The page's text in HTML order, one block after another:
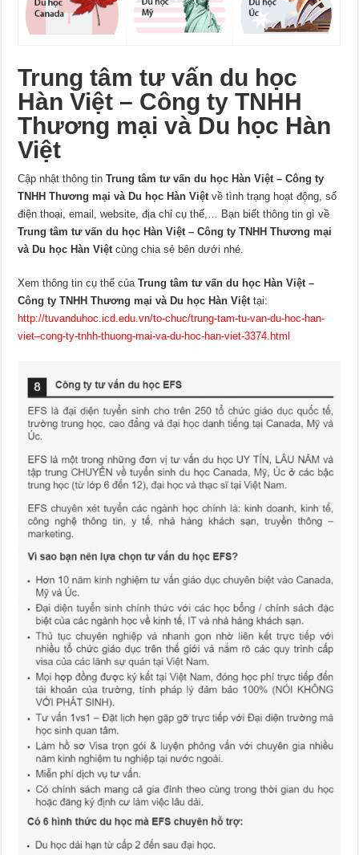
Trung tâm tư vấn du học
Hàn Việt – Công ty TNHH
Thương mại và Du học Hàn
Việt
Cập nhật thông tinTrung tâm tư vấn du học Hàn Việt – Công ty
TNHH Thương mại và Du học Hàn Việtvề tình trạng hoạt động, số
điện thoại, email, website, địa chỉ cụ thể,… Bạn biết thông tin gì về
Trung tâm tư vấn du học Hàn Việt – Công ty TNHH Thương mại
và Du học Hàn Việtcùng chia sẻ bên dưới nhé.
Xem thông tin cụ thể củaTrung tâm tư vấn du học Hàn Việt –
Công ty TNHH Thương mại và Du học Hàn Việttại:
http://tuvanduhoc.icd.edu.vn/to-chuc/trung-tam-tu-van-du-hoc-han-
viet–cong-ty-tnhh-thuong-mai-va-du-hoc-han-viet-3374.html